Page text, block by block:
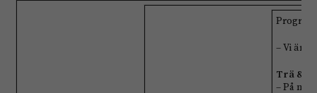
– Vi är
Trä &
– På